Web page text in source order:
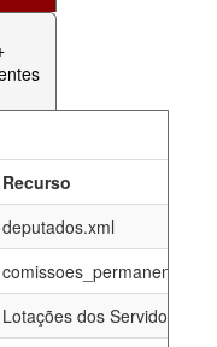
Recurso
deputados.xml
Lotações dos Servidores
06-08-